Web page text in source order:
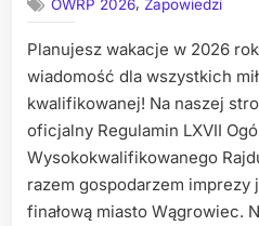
OWRP 2026 Zapowiedzi
Planujesz wakacje w 2026
wiadomość dla wszystkich
kwalifikowanej! Na naszej
oficjalny Regulamin LXVII
Wysokokwalifikowanego
razem gospodarzem imprezy
finałową miasto Wągrowiec.